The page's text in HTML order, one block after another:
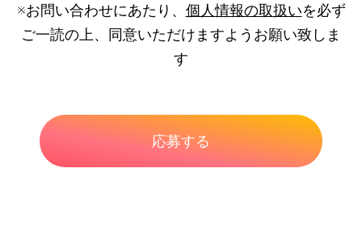
※お問い合わせにあたり、 個人情報の取扱いを必ず
ご一読の上、同意いただけますようお願い致しま
す